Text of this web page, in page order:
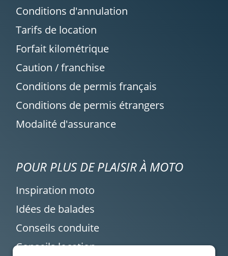
Conditions d'annulation
Tarifs de location
Forfait kilométrique
Caution / franchise
Conditions de permis français
Conditions de permis étrangers
Modalité d'assurance
POUR PLUS DE PLAISIR À MOTO
Inspiration moto
Idées de balades
Conseils conduite
Conseils location